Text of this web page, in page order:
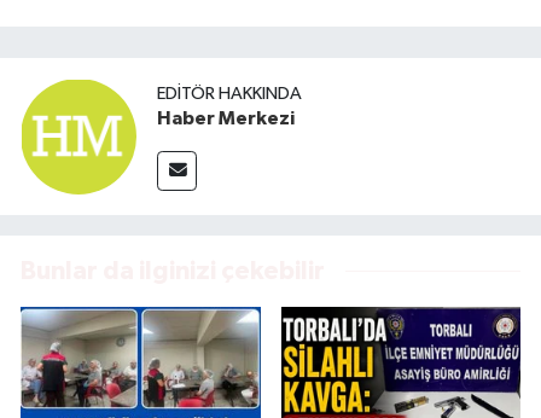
EDITÖR HAKKINDA
Haber Merkezi